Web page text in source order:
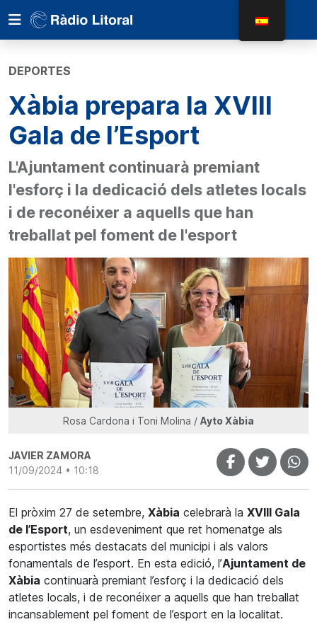
DEPORTES
Xàbia prepara la XVIII
Gala de l’Esport
L'Ajuntament continuarà premiant
l'esforç i la dedicació dels atletes locals
i de reconéixer a aquells que han
treballat pel foment de l'esport
Rosa Cardona i Toni Molina / Ayto Xàbia
JAVIER ZAMORA
11/09/2024 • 10:18
El pròxim 27 de setembre, Xàbia celebrarà la XVIII Gala
de l’Esport, un esdeveniment que ret homenatge als
esportistes més destacats del municipi i als valors
fonamentals de l’esport. En esta edició, l’Ajuntament de
Xàbia continuarà premiant l’esforç i la dedicació dels
atletes locals, i de reconéixer a aquells que han treballat
incansablement pel foment de l’esport en la localitat.